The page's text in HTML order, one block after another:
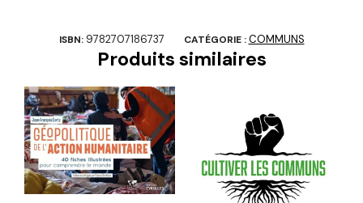
ISBN: 9782707186737 CATÉGORIE :COMMUNS
Produits similaires